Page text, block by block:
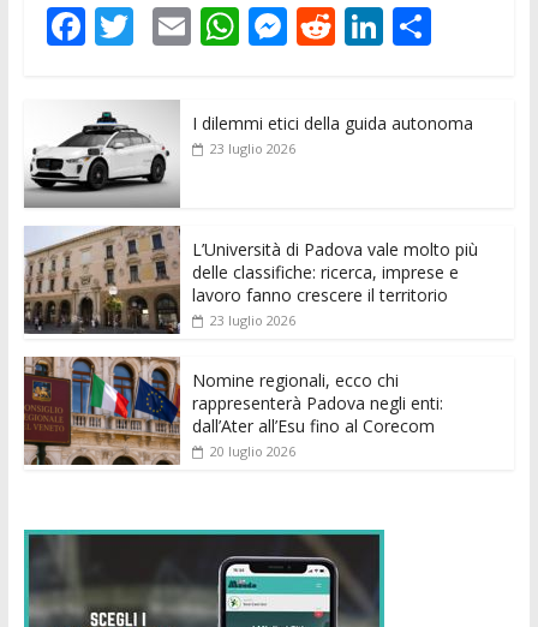
F
e
b
o
o
k
T
itt
er
E
ai
l
W
s
p
M
ss
e
er
R
di
Li
e
C
di
I dilemmi etici della guida autonoma
23 luglio 2026
L’Università di Padova vale molto più
delle classifiche: ricerca, imprese e
lavoro fanno crescere il territorio
23 luglio 2026
Nomine regionali, ecco chi
rappresenterà Padova negli enti:
dall’Ater all’Esu fino al Corecom
20 luglio 2026